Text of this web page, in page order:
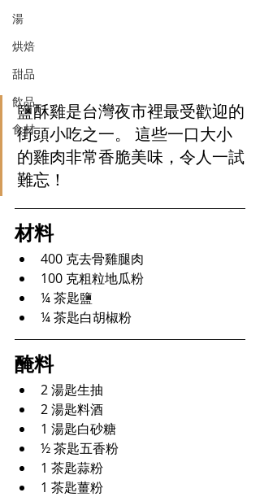
湯
烘焙
甜品
飲品
食材
鹽酥雞是台灣夜市裡最受歡迎的
街頭小吃之一。 這些一口大小
的雞肉非常香脆美味，令人一試
難忘！
材料
400 克去骨雞腿肉
100 克粗粒地瓜粉
¼ 茶匙鹽
¼ 茶匙白胡椒粉
醃料
2 湯匙生抽
2 湯匙料酒
1 湯匙白砂糖
½ 茶匙五香粉
1 茶匙蒜粉
1 茶匙薑粉